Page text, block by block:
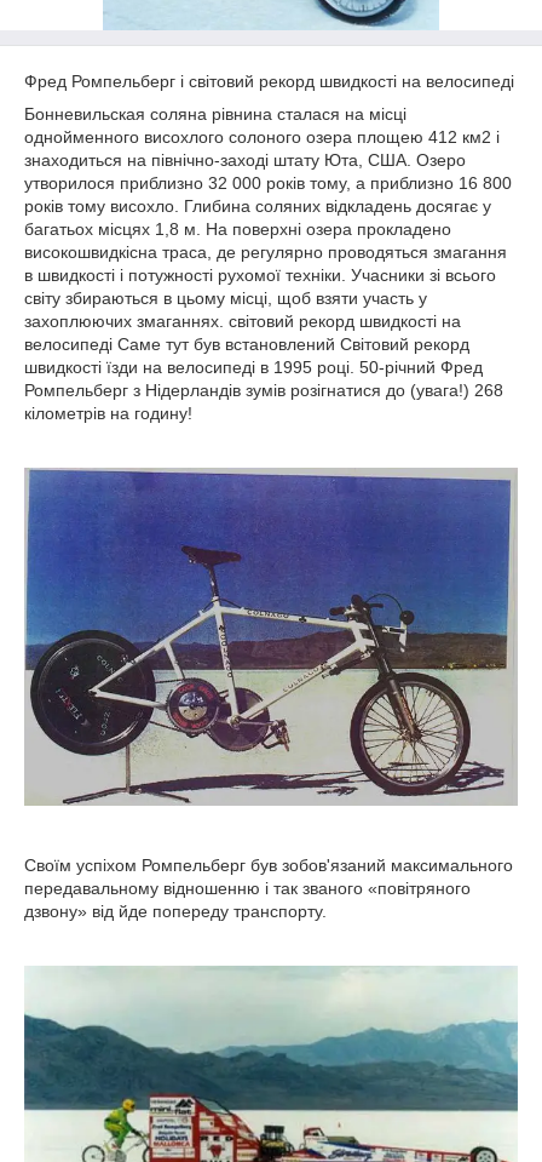
Фред Ромпельберг і світовий рекорд швидкості на велосипеді
Бонневильская соляна рівнина сталася на місці
однойменного висохлого солоного озера площею 412 км2 і
знаходиться на північно-заході штату Юта, США. Озеро
утворилося приблизно 32 000 років тому, а приблизно 16 800
років тому висохло. Глибина соляних відкладень досягає у
багатьох місцях 1,8 м. На поверхні озера прокладено
високошвидкісна траса, де регулярно проводяться змагання
в швидкості і потужності рухомої техніки. Учасники зі всього
світу збираються в цьому місці, щоб взяти участь у
захоплюючих змаганнях. світовий рекорд швидкості на
велосипеді Саме тут був встановлений Світовий рекорд
швидкості їзди на велосипеді в 1995 році. 50-річний Фред
Ромпельберг з Нідерландів зумів розігнатися до (увага!) 268
кілометрів на годину!
Своїм успіхом Ромпельберг був зобов'язаний максимального
передавальному відношенню і так званого «повітряного
дзвону» від йде попереду транспорту.